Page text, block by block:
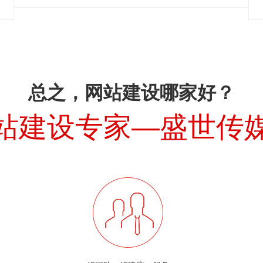
总之，网站建设哪家好？
建设专家—盛世传